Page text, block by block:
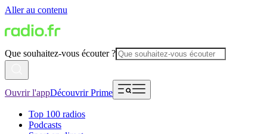
Aller au contenu
Que souhaitez-vous écouter ?
Ouvrir l'appDécouvrir Prime
Top 100 radios
Podcasts